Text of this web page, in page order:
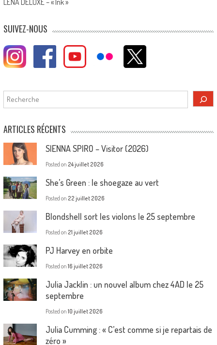
SUIVEZ-NOUS
Rechercher
ARTICLES RÉCENTS
SIENNA SPIRO – Visitor (2026)
Posted on 24 juillet 2026
She’s Green : le shoegaze au vert
Posted on 22 juillet 2026
Blondshell sort les violons le 25 septembre
Posted on 21 juillet 2026
PJ Harvey en orbite
Posted on 16 juillet 2026
Julia Jacklin : un nouvel album chez 4AD le 25
septembre
Posted on 10 juillet 2026
Julia Cumming : « C’est comme si je repartais de
zéro »